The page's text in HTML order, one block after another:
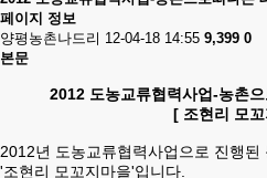
페이지 정보
양평농촌나드리 12-04-18 14:55 9,399 0
본문
2012 도농교류협력사업-농촌
[ 조현리 모
2012년 도농교류협력사업으로 진행
'조현리 모꼬지마을'입니다.